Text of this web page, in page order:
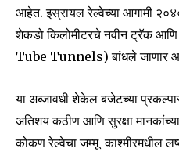
आहेत. इस्रायल रेल्वेच्या आगामी
शेकडो किलोमीटरचे नवीन ट्रॅक
Tube Tunnels) बांधले जाणार
या अब्जावधी शेकेल बजेटच्या
अतिशय कठीण आणि सुरक्षा
कोकण रेल्वेचा जम्मू-काश्मीरमधील